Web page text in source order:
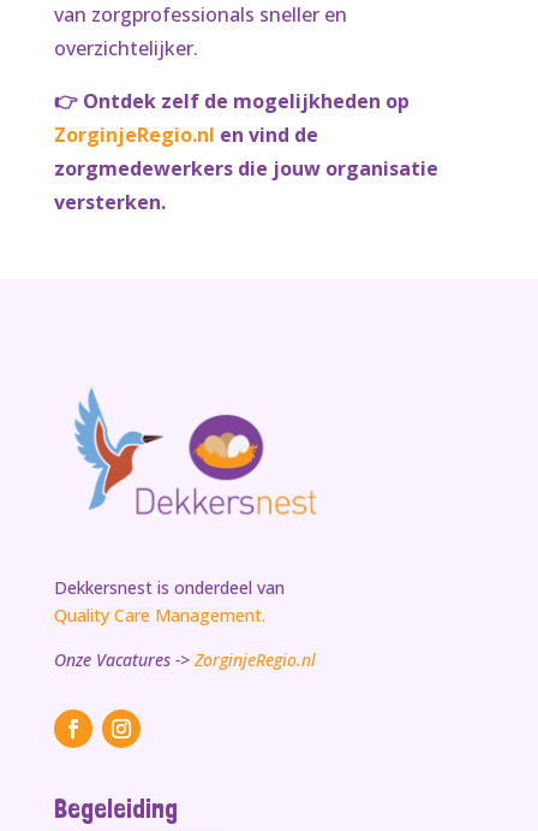
van zorgprofessionals sneller en
overzichtelijker.
👉 Ontdek zelf de mogelijkheden op
ZorginjeRegio.nl en vind de
zorgmedewerkers die jouw organisatie
versterken.
Dekkersnest is onderdeel van
Quality Care Management.
Onze Vacatures ->ZorginjeRegio.nl
Begeleiding